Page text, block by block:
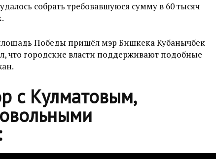
собрать требовавшуюся сумму в 60 тысяч
Победы пришёл мэр Бишкека Кубанычбек
что городские власти поддерживают подобные
с Кулматовым,